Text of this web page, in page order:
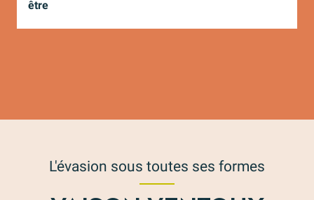
être
L'évasion sous toutes ses formes